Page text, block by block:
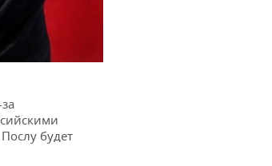
будет